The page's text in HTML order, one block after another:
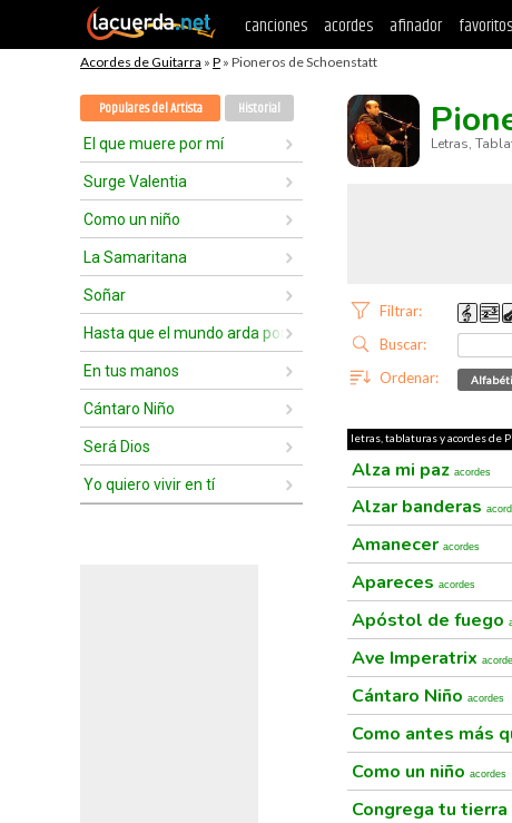
canciones acordes afinador favoritos
Acordes de Guitarra » P » Pioneros de Schoenstatt
Populares del Artista Historial
El que muere por mí
Surge Valentia
Como un niño
La Samaritana
Soñar
Hasta que el mundo arda por el
En tus manos
Cántaro Niño
Será Dios
Yo quiero vivir en tí
Letras,
Filtrar:
Buscar:
Ordenar:
letras, tablaturas y acordes de
Alza mi paz acordes
Alzar banderas
Amanecer acordes
Apareces acordes
Apóstol de fuego
Ave Imperatrix
Cántaro Niño acordes
Como antes más
Como un niño acordes
Congrega tu tierra